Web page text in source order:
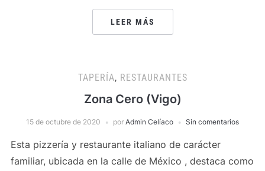
LEER MÁS
TAPERÍA, RESTAURANTES
Zona Cero (Vigo)
15 de octubre de 2020 por Admin Celíaco Sin comentarios
Esta pizzería y restaurante italiano de carácter
familiar, ubicada en la calle de México , destaca como